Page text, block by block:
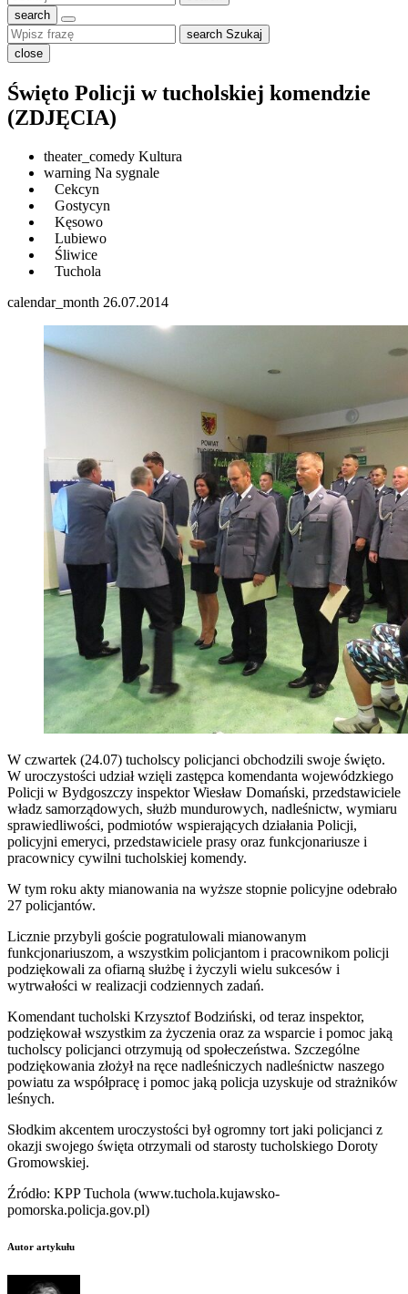
search
search Szukaj
close
Święto Policji w tucholskiej komendzie
(ZDJĘCIA)
theater_comedy Kultura
warning Na sygnale
Cekcyn
Gostycyn
Kęsowo
Lubiewo
Śliwice
Tuchola
calendar_month 26.07.2014
W czwartek (24.07) tucholscy policjanci obchodzili swoje święto.
W uroczystości udział wzięli zastępca komendanta wojewódzkiego
Policji w Bydgoszczy inspektor Wiesław Domański, przedstawiciele
władz samorządowych, służb mundurowych, nadleśnictw, wymiaru
sprawiedliwości, podmiotów wspierających działania Policji,
policyjni emeryci, przedstawiciele prasy oraz funkcjonariusze i
pracownicy cywilni tucholskiej komendy.
W tym roku akty mianowania na wyższe stopnie policyjne odebrało
27 policjantów.
Licznie przybyli goście pogratulowali mianowanym
funkcjonariuszom, a wszystkim policjantom i pracownikom policji
podziękowali za ofiarną służbę i życzyli wielu sukcesów i
wytrwałości w realizacji codziennych zadań.
Komendant tucholski Krzysztof Bodziński, od teraz inspektor,
podziękował wszystkim za życzenia oraz za wsparcie i pomoc jaką
tucholscy policjanci otrzymują od społeczeństwa. Szczególne
podziękowania złożył na ręce nadleśniczych nadleśnictw naszego
powiatu za współpracę i pomoc jaką policja uzyskuje od strażników
leśnych.
Słodkim akcentem uroczystości był ogromny tort jaki policjanci z
okazji swojego święta otrzymali od starosty tucholskiego Doroty
Gromowskiej.
Źródło: KPP Tuchola (www.tuchola.kujawsko-
pomorska.policja.gov.pl)
Autor artykułu